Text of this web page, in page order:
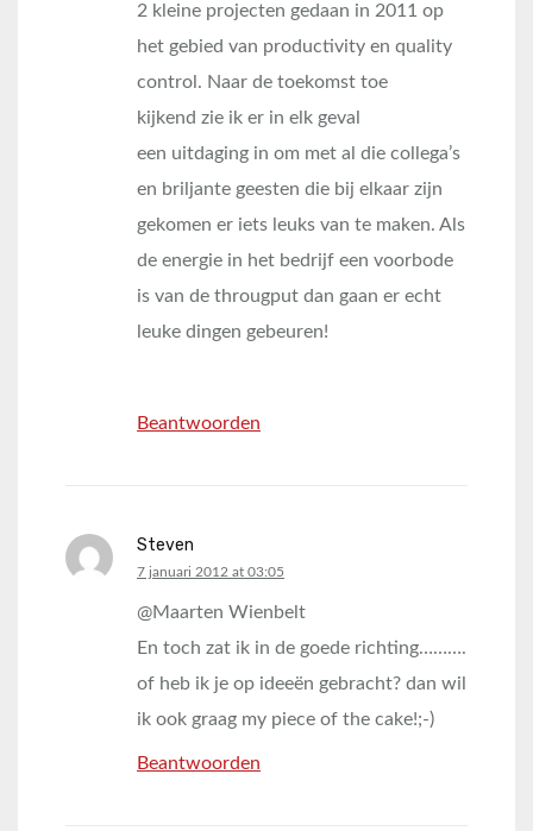
2 kleine projecten gedaan in 2011 op
het gebied van productivity en quality
control. Naar de toekomst toe
kijkend zie ik er in elk geval
een uitdaging in om met al die collega’s
en briljante geesten die bij elkaar zijn
gekomen er iets leuks van te maken. Als
de energie in het bedrijf een voorbode
is van de througput dan gaan er echt
leuke dingen gebeuren!
Beantwoorden
Steven
says:
7 januari 2012 at 03:05
@Maarten Wienbelt
En toch zat ik in de goede richting……….
of heb ik je op ideeën gebracht? dan wil
ik ook graag my piece of the cake!;-)
Beantwoorden